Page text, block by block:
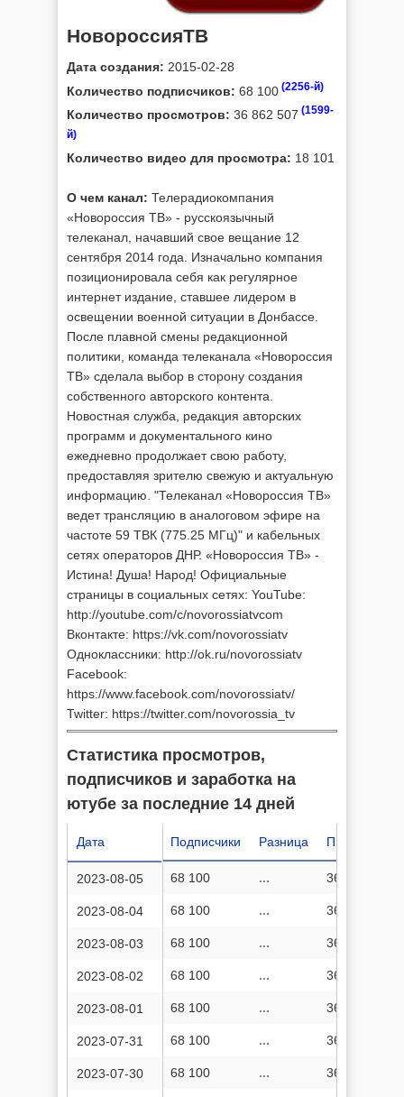
НовороссияТВ
Дата создания: 2015-02-28
Количество подписчиков: 68 100 (2256-й)
Количество просмотров: 36 862 507 (1599-
й)
Количество видео для просмотра: 18 101
О чем канал: Телерадиокомпания
«Новороссия ТВ» - русскоязычный
телеканал, начавший свое вещание 12
сентября 2014 года. Изначально компания
позиционировала себя как регулярное
интернет издание, ставшее лидером в
освещении военной ситуации в Донбассе.
После плавной смены редакционной
политики, команда телеканала «Новороссия
ТВ» сделала выбор в сторону создания
собственного авторского контента.
Новостная служба, редакция авторских
программ и документального кино
ежедневно продолжает свою работу,
предоставляя зрителю свежую и актуальную
информацию. "Телеканал «Новороссия ТВ»
ведет трансляцию в аналоговом эфире на
частоте 59 ТВК (775.25 МГц)" и кабельных
сетях операторов ДНР. «Новороссия ТВ» -
Истина! Душа! Народ! Официальные
страницы в социальных сетях: YouTube:
http://youtube.com/c/novorossiatvcom
Вконтакте: https://vk.com/novorossiatv
Одноклассники: http://ok.ru/novorossiatv
Facebook:
https://www.facebook.com/novorossiatv/
Twitter: https://twitter.com/novorossia_tv
Статистика просмотров,
подписчиков и заработка на
ютубе за последние 14 дней
Подписчики Разница Просмотров
68 100 ... 36 862 507
68 100 ... 36 861 387
68 100 ... 36 860 225
68 100 ... 36 859 515
68 100 ... 36 858 379
68 100 ... 36 857 314
68 100 ... 36 856 239
Дата
2023-08-05
2023-08-04
2023-08-03
2023-08-02
2023-08-01
2023-07-31
2023-07-30